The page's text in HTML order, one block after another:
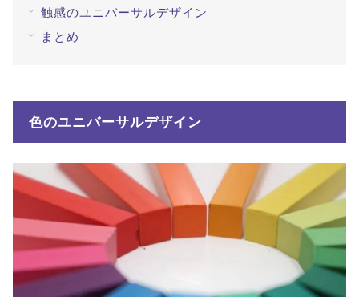
触感のユニバーサルデザイン
まとめ
色のユニバーサルデザイン